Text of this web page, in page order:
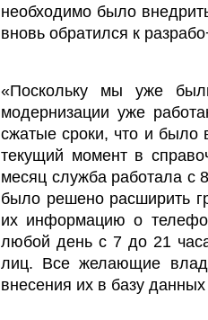
необходимо было
вновь обратился к
«Поскольку мы уже
модернизации уже
сжатые сроки, что и было
текущий момент в
месяц служба работала с
было решено расширить
их информацию о
любой день с 7 до 21
лиц. Все желающие
внесения их в базу